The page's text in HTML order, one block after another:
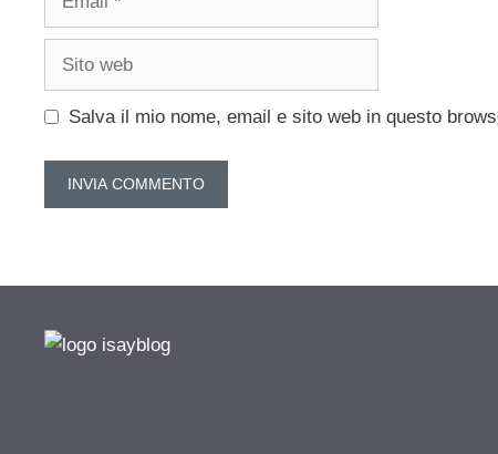
Sito
Salva il mio nome, email e sito web in questo